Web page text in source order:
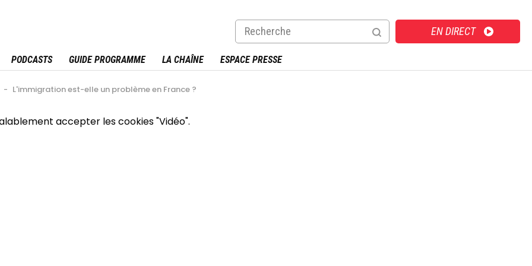
EN DIRECT
PODCASTS GUIDE PROGRAMME LA CHAÎNE ESPACE PRESSE
- L'immigration est-elle un problème en France ?
accepter les cookies "Vidéo".